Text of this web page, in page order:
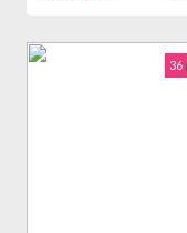
36